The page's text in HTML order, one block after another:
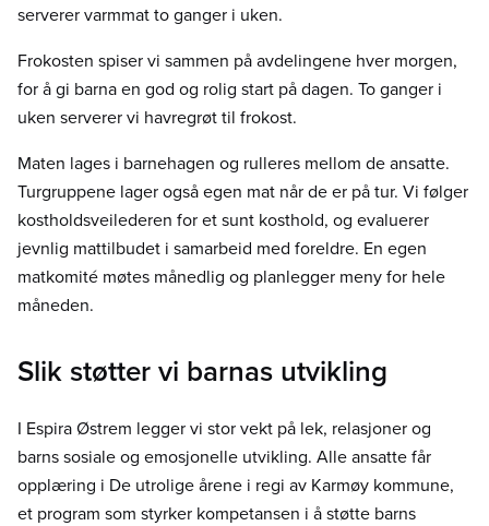
serverer varmmat to ganger i uken.
Frokosten spiser vi sammen på avdelingene hver morgen,
for å gi barna en god og rolig start på dagen. To ganger i
uken serverer vi havregrøt til frokost.
Maten lages i barnehagen og rulleres mellom de ansatte.
Turgruppene lager også egen mat når de er på tur. Vi følger
kostholdsveilederen for et sunt kosthold, og evaluerer
jevnlig mattilbudet i samarbeid med foreldre. En egen
matkomité møtes månedlig og planlegger meny for hele
måneden.
Slik støtter vi barnas utvikling
I Espira Østrem legger vi stor vekt på lek, relasjoner og
barns sosiale og emosjonelle utvikling. Alle ansatte får
opplæring i De utrolige årene i regi av Karmøy kommune,
et program som styrker kompetansen i å støtte barns